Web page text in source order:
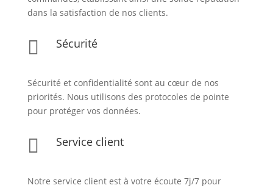
dans la satisfaction de nos clients.
 Sécurité
Sécurité et confidentialité sont au cœur de nos
priorités. Nous utilisons des protocoles de pointe
pour protéger vos données.
 Service client
Notre service client est à votre écoute 7j/7 pour